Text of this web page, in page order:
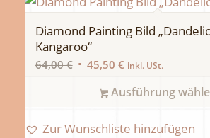
Diamond Painting Bild
Kangaroo“
64,00€ Ursprünglicher
45,50 €Aktueller
ist:
inkl. USt.
Ausführung
Zur Wunschliste hinzufügen